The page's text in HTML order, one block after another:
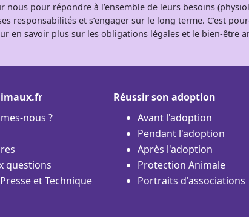
nous pour répondre à l’ensemble de leurs besoins
responsabilités et s’engager sur le long terme. C’est
en savoir plus sur les obligations légales et le bien-être
nous ?
questions
et Technique
Réussir son adoption
Avant l'adoption
Pendant l'adoption
Après l'adoption
Protection Animale
Portraits d'associations